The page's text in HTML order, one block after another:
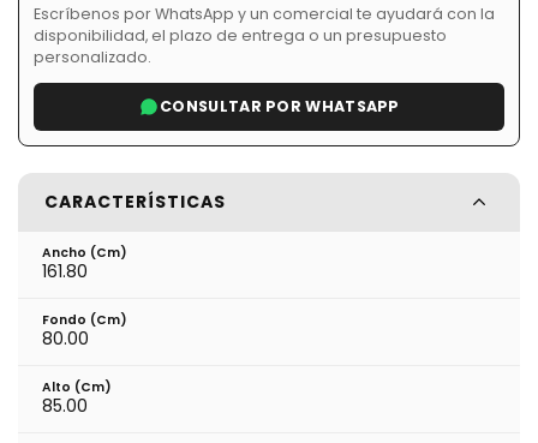
Escríbenos por WhatsApp y un comercial te ayudará con la
disponibilidad, el plazo de entrega o un presupuesto
personalizado.
CONSULTAR POR WHATSAPP
CARACTERÍSTICAS
Ancho (cm)
161.80
Fondo (cm)
80.00
Alto (cm)
85.00